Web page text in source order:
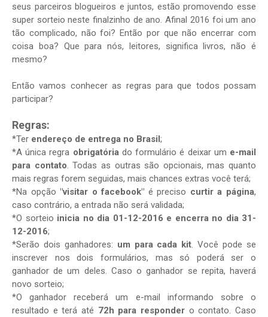
seus parceiros blogueiros e juntos, estão promovendo esse
super sorteio neste finalzinho de ano. Afinal 2016 foi um ano
tão complicado, não foi? Então por que não encerrar com
coisa boa? Que para nós, leitores, significa livros, não é
mesmo?
Então vamos conhecer as regras para que todos possam
participar?
Regras:
*Ter endereço de entrega no Brasil;
*A única regra obrigatória do formulário é deixar um e-mail
para contato. Todas as outras são opcionais, mas quanto
mais regras forem seguidas, mais chances extras você terá;
*Na opção"visitar o facebook" é preciso curtir a página,
caso contrário, a entrada não será validada;
*O sorteio inicia no dia 01-12-2016 e encerra no dia 31-
12-2016;
*Serão dois ganhadores: um para cada kit. Você pode se
inscrever nos dois formulários, mas só poderá ser o
ganhador de um deles. Caso o ganhador se repita, haverá
novo sorteio;
*O ganhador receberá um e-mail informando sobre o
resultado e terá até 72h para responder o contato. Caso